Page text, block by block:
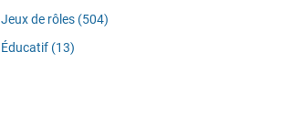
Jeux de rôles (504)
Éducatif (13)